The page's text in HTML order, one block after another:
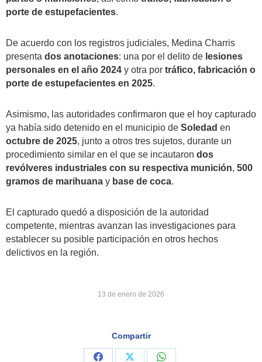
porte de estupefacientes.
De acuerdo con los registros judiciales, Medina Charris
presenta dos anotaciones: una por el delito de lesiones
personales en el año 2024 y otra por tráfico, fabricación o
porte de estupefacientes en 2025.
Asimismo, las autoridades confirmaron que el hoy capturado
ya había sido detenido en el municipio de Soledad en
octubre de 2025, junto a otros tres sujetos, durante un
procedimiento similar en el que se incautaron dos
revólveres industriales con su respectiva munición, 500
gramos de marihuana y base de coca.
El capturado quedó a disposición de la autoridad
competente, mientras avanzan las investigaciones para
establecer su posible participación en otros hechos
delictivos en la región.
13 de enero de 2026
Compartir